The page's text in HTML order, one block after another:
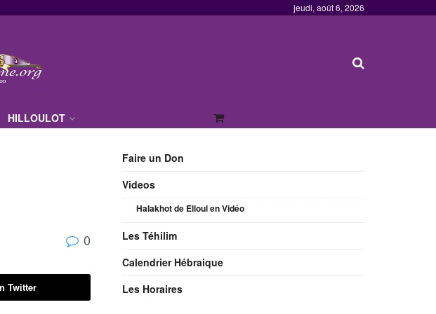
jeudi, août 6, 2026
HILLOULOT
0
Twitter
Faire un Don
Videos
Halakhot de Elloul en Vidéo
Les Téhilim
Calendrier Hébraique
Les Horaires